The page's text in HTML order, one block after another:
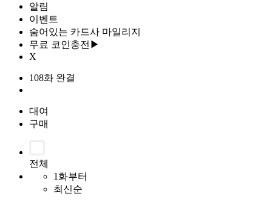
알림
이벤트
숨어있는 카드사 마일리지
무료 코인충전▶
X
108화 완결
대여
구매
전체
1화부터
최신순